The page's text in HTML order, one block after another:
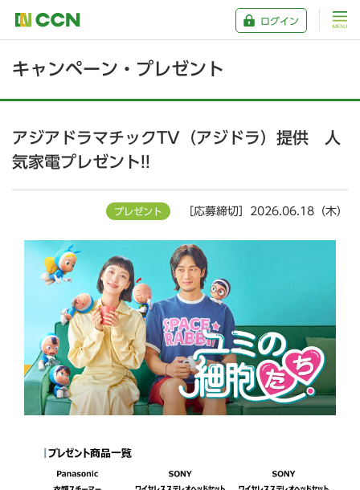
ログイン
キャンペーン・プレゼント
アジアドラマチックTV（アジドラ）提供 人
気家電プレゼント!!
プレゼント ［応募締切］2026.06.18（木）